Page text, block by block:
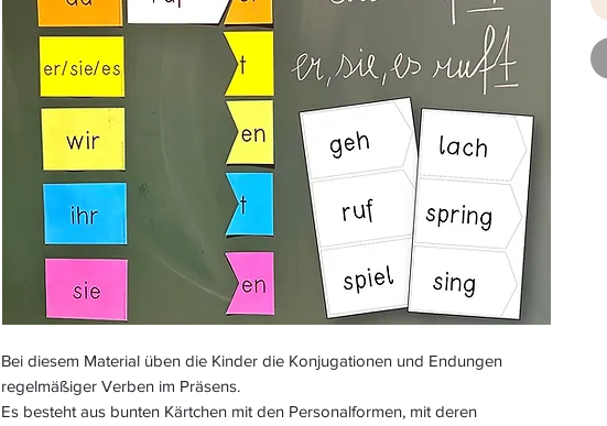
Bei diesem Material üben die Kinder die Konjugationen und Endungen
regelmäßiger Verben im Präsens.
Es besteht aus bunten Kärtchen mit den Personalformen, mit deren